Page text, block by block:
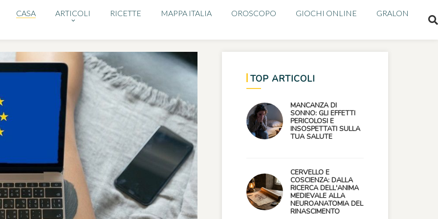
CASA ARTICOLI RICETTE MAPPA ITALIA OROSCOPO GIOCHI ONLINE GRALON
TOP ARTICOLI
MANCANZA DI
SONNO: GLI EFFETTI
PERICOLOSI E
INSOSPETTATI SULLA
TUA SALUTE
CERVELLO E
COSCIENZA: DALLA
RICERCA DELL'ANIMA
MEDIEVALE ALLA
NEUROANATOMIA DEL
RINASCIMENTO